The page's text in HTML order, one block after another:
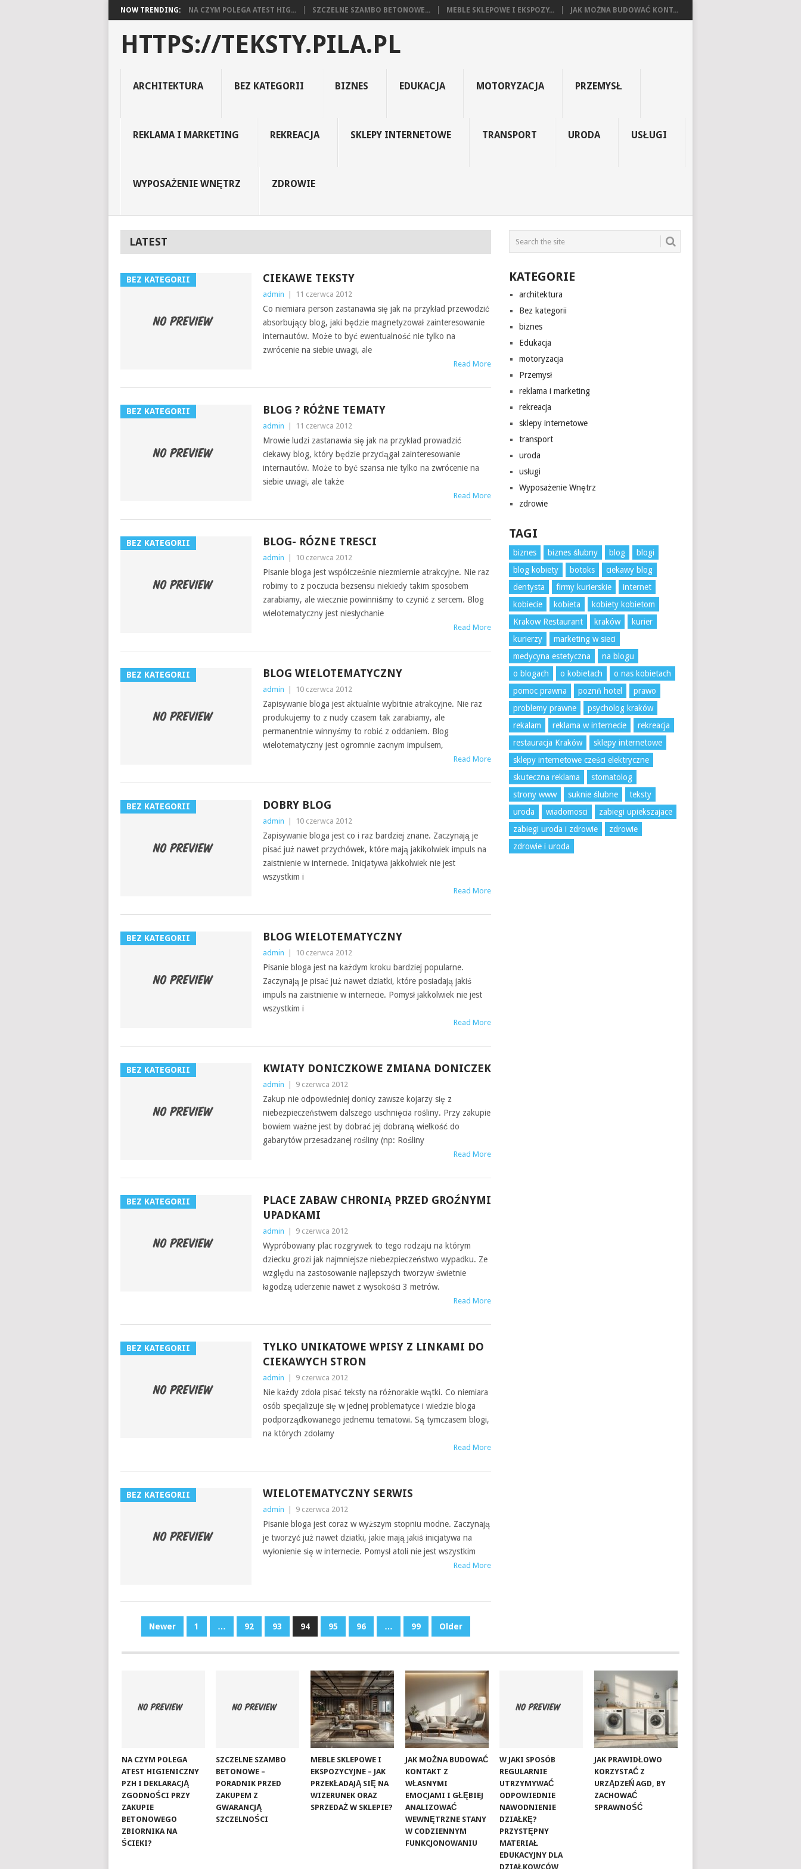
NOW TRENDING: NA CZYM POLEGA ATEST HIG... SZCZELNE SZAMBO BETONOWE... MEBLE SKLEPOWE I EKSPOZY... JAK MOŻNA BUDOWAĆ KONT...
HTTPS://TEKSTY.PILA.PL
ARCHITEKTURA BEZ KATEGORII BIZNES EDUKACJA MOTORYZACJA PRZEMYSŁ
REKLAMA I MARKETING REKREACJA SKLEPY INTERNETOWE TRANSPORT URODA USŁUGI
WYPOSAŻENIE WNĘTRZ ZDROWIE
LATEST
BEZ KATEGORII CIEKAWE TEKSTY
admin 11 czerwca 2012
Co niemiara person zastanawia się jak na przykład przewodzić
absorbujący blog, jaki będzie magnetyzował zainteresowanie
internautów. Może to być ewentualność nie tylko na
zwrócenie na siebie uwagi, ale
Read More
BEZ KATEGORII BLOG ? RÓŻNE TEMATY
admin 11 czerwca 2012
Mrowie ludzi zastanawia się jak na przykład prowadzić
ciekawy blog, który będzie przyciągał zainteresowanie
internautów. Może to być szansa nie tylko na zwrócenie na
siebie uwagi, ale także
Read More
BEZ KATEGORII BLOG- RÓZNE TRESCI
admin 10 czerwca 2012
Pisanie bloga jest współcześnie niezmiernie atrakcyjne. Nie raz
robimy to z poczucia bezsensu niekiedy takim sposobem
zarabiamy, ale wiecznie powinniśmy to czynić z sercem. Blog
wielotematyczny jest niesłychanie
Read More
BEZ KATEGORII BLOG WIELOTEMATYCZNY
admin 10 czerwca 2012
Zapisywanie bloga jest aktualnie wybitnie atrakcyjne. Nie raz
produkujemy to z nudy czasem tak zarabiamy, ale
permanentnie winnyśmy to robić z oddaniem. Blog
wielotematyczny jest ogromnie zacnym impulsem,
Read More
BEZ KATEGORII DOBRY BLOG
admin 10 czerwca 2012
Zapisywanie bloga jest co i raz bardziej znane. Zaczynają je
pisać już nawet przychówek, które mają jakikolwiek impuls na
zaistnienie w internecie. Inicjatywa jakkolwiek nie jest
wszystkim i
Read More
BEZ KATEGORII BLOG WIELOTEMATYCZNY
admin 10 czerwca 2012
Pisanie bloga jest na każdym kroku bardziej popularne.
Zaczynają je pisać już nawet dziatki, które posiadają jakiś
impuls na zaistnienie w internecie. Pomysł jakkolwiek nie jest
wszystkim i
Read More
BEZ KATEGORII KWIATY DONICZKOWE ZMIANA DONICZEK
admin 9 czerwca 2012
Zakup nie odpowiedniej donicy zawsze kojarzy się z
niebezpieczeństwem dalszego uschnięcia rośliny. Przy zakupie
bowiem ważne jest by dobrać jej dobraną wielkość do
gabarytów przesadzanej rośliny (np: Rośliny
Read More
BEZ KATEGORII
PLACE ZABAW CHRONIĄ PRZED GROŹNYMI
UPADKAMI
admin 9 czerwca 2012
Wypróbowany plac rozgrywek to tego rodzaju na którym
dziecku grozi jak najmniejsze niebezpieczeństwo wypadku. Ze
względu na zastosowanie najlepszych tworzyw świetnie
łagodzą uderzenie nawet z wysokości 3 metrów.
Read More
BEZ KATEGORII
TYLKO UNIKATOWE WPISY Z LINKAMI DO
CIEKAWYCH STRON
admin 9 czerwca 2012
Nie każdy zdoła pisać teksty na różnorakie wątki. Co niemiara
osób specjalizuje się w jednej problematyce i wiedzie bloga
podporządkowanego jednemu tematowi. Są tymczasem blogi,
na których zdołamy
Read More
BEZ KATEGORII WIELOTEMATYCZNY SERWIS
admin 9 czerwca 2012
Pisanie bloga jest coraz w wyższym stopniu modne. Zaczynają
je tworzyć już nawet dziatki, jakie mają jakiś inicjatywa na
wyłonienie się w internecie. Pomysł atoli nie jest wszystkim
Read More
STRONICOWANIE
Newer 1 … 92 93 94 95 96 … 99 Older
KATEGORIE
architektura
Bez kategorii
biznes
Edukacja
motoryzacja
Przemysł
reklama i marketing
rekreacja
sklepy internetowe
transport
uroda
usługi
Wyposażenie Wnętrz
zdrowie
TAGI
biznes biznes ślubny blog
blogi
blog kobiety
botoks
ciekawy blog
dentysta
firmy kurierskie
internet
kobiecie
kobieta
kobiety kobietom
Krakow Restaurant
kraków
kurier
kurierzy
marketing w sieci
medycyna estetyczna
na blogu
o blogach
o kobietach
o nas kobietach
pomoc prawna
poznń hotel
prawo
problemy prawne
psycholog kraków
rekalam
reklama w internecie
rekreacja
restauracja Kraków
sklepy internetowe
sklepy internetowe cześci elektryczne
skuteczna reklama
stomatolog
strony www
suknie ślubne
teksty
uroda
wiadomosci
zabiegi upiekszajace
zabiegi uroda i zdrowie
zdrowie
zdrowie i uroda
NA CZYM POLEGA
ATEST HIGIENICZNY
PZH I DEKLARACJĄ
ZGODNOŚCI PRZY
ZAKUPIE
BETONOWEGO
ZBIORNIKA NA
ŚCIEKI?
SZCZELNE SZAMBO
BETONOWE –
PORADNIK PRZED
ZAKUPEM Z
GWARANCJĄ
SZCZELNOŚCI
MEBLE SKLEPOWE I
EKSPOZYCYJNE – JAK
PRZEKŁADAJĄ SIĘ NA
WIZERUNEK ORAZ
SPRZEDAŻ W SKLEPIE?
JAK MOŻNA BUDOWAĆ
KONTAKT Z
WŁASNYMI
EMOCJAMI I GŁĘBIEJ
ANALIZOWAĆ
WEWNĘTRZNE STANY
W CODZIENNYM
FUNKCJONOWANIU
W JAKI SPOSÓB
REGULARNIE
UTRZYMYWAĆ
ODPOWIEDNIE
NAWODNIENIE
DZIAŁKĘ?
PRZYSTĘPNY
MATERIAŁ
EDUKACYJNY DLA
DZIAŁKOWCÓW
JAK PRAWIDŁOWO
KORZYSTAĆ Z
URZĄDZEŃ AGD, BY
ZACHOWAĆ
SPRAWNOŚĆ